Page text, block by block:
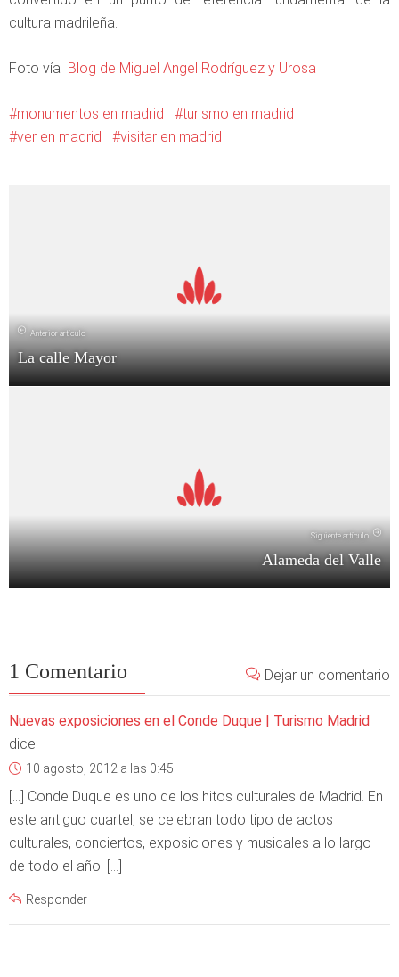
cultura madrileña.
Foto vía Blog de Miguel Angel Rodríguez y Urosa
monumentos en madrid
turismo en madrid
ver en madrid
visitar en madrid
Anterior artículo
La calle Mayor
Siguiente artículo
Alameda del Valle
1 Comentario Dejar un comentario
Nuevas exposiciones en el Conde Duque | Turismo Madrid
dice:
10 agosto, 2012 a las 0:45
[…] Conde Duque es uno de los hitos culturales de Madrid. En
este antiguo cuartel, se celebran todo tipo de actos
culturales, conciertos, exposiciones y musicales a lo largo
de todo el año. […]
Responder